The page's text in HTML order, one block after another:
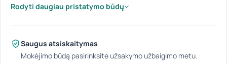
Rodyti daugiau pristatymo būdų
Saugus atsiskaitymas
Mokėjimo būdą pasirinksite užsakymo užbaigimo metu.